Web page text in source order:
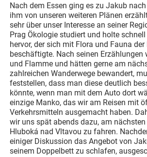
Nach dem Essen ging es zu Jakub
ihm von unseren weiteren Plänen
sehr über unser Interesse an seiner
Prag Ökologie studiert und holte
hervor, der sich mit Flora und Fauna der
beschäftigte. Nach seinen Erzählungen
und Flamme und hätten gerne am
zahlreichen Wanderwege bewandert,
feststellen, dass man diese deutlich
könnte, wenn man mit dem Auto dort
einzige Manko, das wir am Reisen mit
Verkehrsmitteln ausgemacht haben.
wir uns spät abends dazu, am
Hluboká nad Vltavou zu fahren.
einiger Diskussion das Angebot von
seinem Doppelbett zu schlafen,